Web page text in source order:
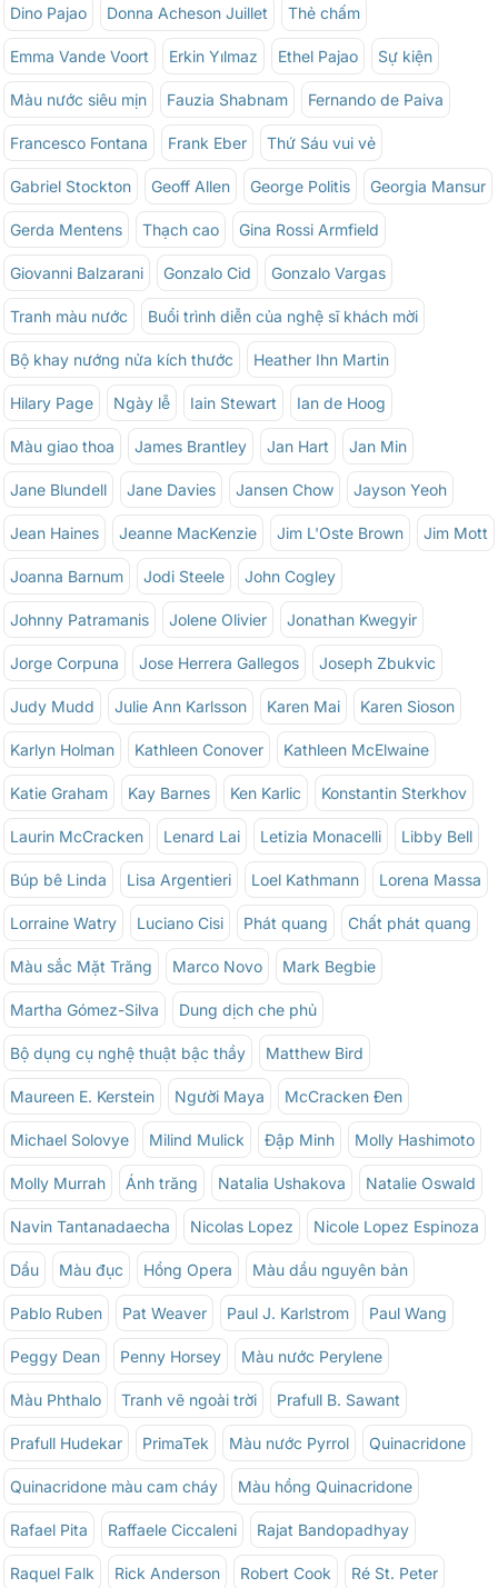
Dino Pajao Donna Acheson Juillet Thẻ chấm
Emma Vande Voort Erkin Yılmaz Ethel Pajao Sự kiện
Màu nước siêu mịn Fauzia Shabnam Fernando de Paiva
Francesco Fontana Frank Eber Thứ Sáu vui vẻ
Gabriel Stockton Geoff Allen George Politis Georgia Mansur
Gerda Mentens Thạch cao Gina Rossi Armfield
Giovanni Balzarani Gonzalo Cid Gonzalo Vargas
Tranh màu nước Buổi trình diễn của nghệ sĩ khách mời
Bộ khay nướng nửa kích thước Heather Ihn Martin
Hilary Page Ngày lễ Iain Stewart Ian de Hoog
Màu giao thoa James Brantley Jan Hart Jan Min
Jane Blundell Jane Davies Jansen Chow Jayson Yeoh
Jean Haines Jeanne MacKenzie Jim L'Oste Brown Jim Mott
Joanna Barnum Jodi Steele John Cogley
Johnny Patramanis Jolene Olivier Jonathan Kwegyir
Jorge Corpuna Jose Herrera Gallegos Joseph Zbukvic
Judy Mudd Julie Ann Karlsson Karen Mai Karen Sioson
Karlyn Holman Kathleen Conover Kathleen McElwaine
Katie Graham Kay Barnes Ken Karlic Konstantin Sterkhov
Laurin McCracken Lenard Lai Letizia Monacelli Libby Bell
Búp bê Linda Lisa Argentieri Loel Kathmann Lorena Massa
Lorraine Watry Luciano Cisi Phát quang Chất phát quang
Màu sắc Mặt Trăng Marco Novo Mark Begbie
Martha Gómez-Silva Dung dịch che phủ
Bộ dụng cụ nghệ thuật bậc thầy Matthew Bird
Maureen E. Kerstein Người Maya McCracken Đen
Michael Solovye Milind Mulick Đập Minh Molly Hashimoto
Molly Murrah Ánh trăng Natalia Ushakova Natalie Oswald
Navin Tantanadaecha Nicolas Lopez Nicole Lopez Espinoza
Dầu Màu đục Hồng Opera Màu dầu nguyên bản
Pablo Ruben Pat Weaver Paul J. Karlstrom Paul Wang
Peggy Dean Penny Horsey Màu nước Perylene
Màu Phthalo Tranh vẽ ngoài trời Prafull B. Sawant
Prafull Hudekar PrimaTek Màu nước Pyrrol Quinacridone
Quinacridone màu cam cháy Màu hồng Quinacridone
Rafael Pita Raffaele Ciccaleni Rajat Bandopadhyay
Raquel Falk Rick Anderson Robert Cook Ré St. Peter